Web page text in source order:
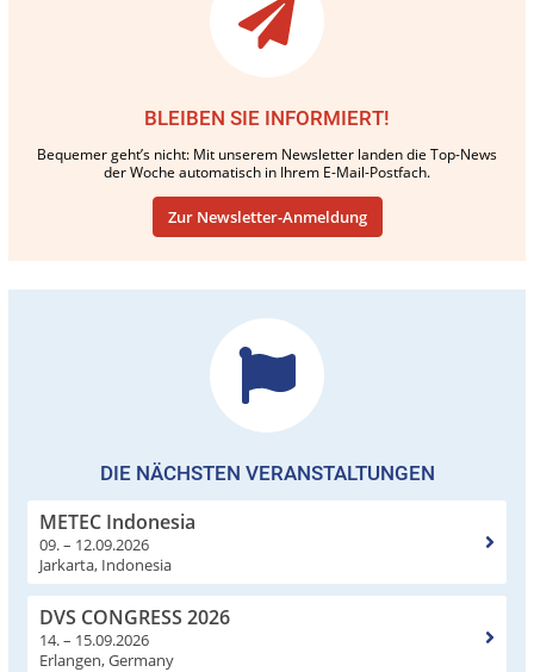
BLEIBEN SIE INFORMIERT!
Bequemer geht’s nicht: Mit unserem Newsletter landen die Top-News
der Woche automatisch in Ihrem E-Mail-Postfach.
Zur Newsletter-Anmeldung
DIE NÄCHSTEN VERANSTALTUNGEN
METEC Indonesia
09. – 12.09.2026
Jarkarta, Indonesia
DVS CONGRESS 2026
14. – 15.09.2026
Erlangen, Germany